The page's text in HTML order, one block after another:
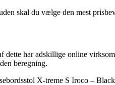
skal du vælge den mest
har adskillige online
beregning.
X-treme S Iroco –